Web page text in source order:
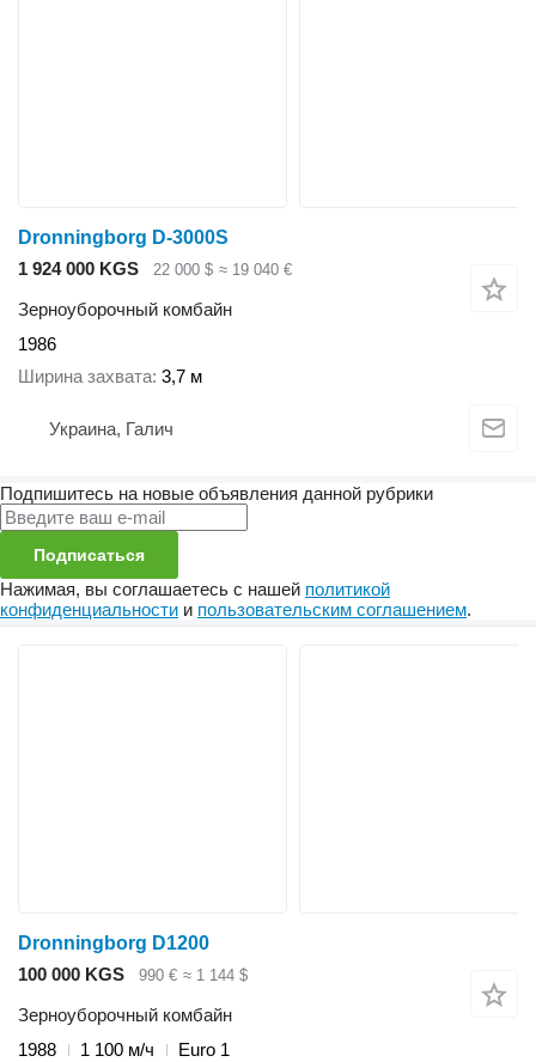
Dronningborg D-3000S
1 924 000 KGS
22 000 $ ≈ 19 040 €
Зерноуборочный комбайн
1986
Ширина захвата 3,7 м
Украина, Галич
Подпишитесь на новые объявления данной рубрики
Подписаться
Нажимая, вы соглашаетесь с нашей политикой
конфиденциальности и пользовательским соглашением.
Dronningborg D1200
100 000 KGS
990 € ≈ 1 144 $
Зерноуборочный комбайн
1988
1 100 м/ч
Euro 1